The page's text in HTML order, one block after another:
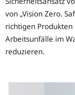
von „Vision Zero.
richtigen
Arbeitsunfälle im
reduzieren.